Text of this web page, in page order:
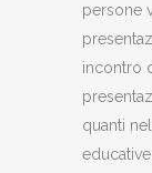
persone
incontro
quanti